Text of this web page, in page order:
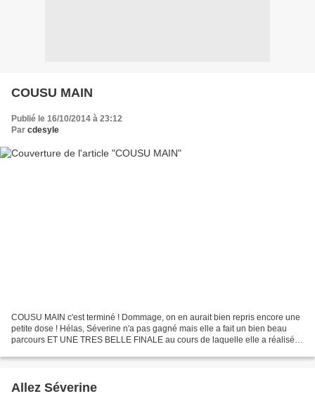
COUSU MAIN
Publié le 16/10/2014 à 23:12
Par cdesyle
COUSU MAIN c'est terminé ! Dommage, on en aurait bien repris encore une
petite dose ! Hélas, Séverine n'a pas gagné mais elle a fait un bien beau
parcours ET UNE TRES BELLE FINALE au cours de laquelle elle a réalisé
Allez Séverine